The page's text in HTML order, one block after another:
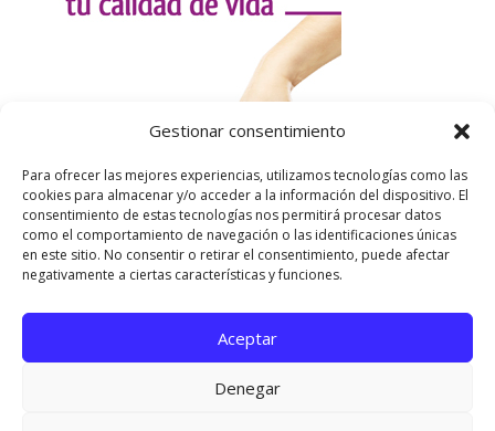
Gestionar consentimiento
Para ofrecer las mejores experiencias, utilizamos tecnologías como las
cookies para almacenar y/o acceder a la información del dispositivo. El
consentimiento de estas tecnologías nos permitirá procesar datos
como el comportamiento de navegación o las identificaciones únicas
en este sitio. No consentir o retirar el consentimiento, puede afectar
negativamente a ciertas características y funciones.
Aceptar
Denegar
Utilizamos cookies para ofrecerte la mejor experiencia en
Puedes aprender más sobre qué cookies utilizamos o